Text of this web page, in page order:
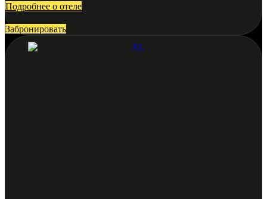
Подробнее о отеле
Забронировать